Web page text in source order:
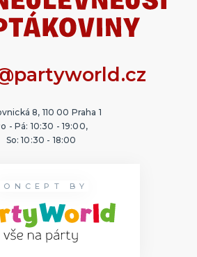
8, 110 00 Praha 1
- Pá: 10:30 - 19:00,
So: 10:30 - 18:00
BY